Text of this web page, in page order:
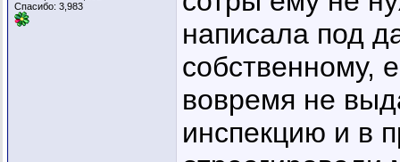
Спасибо: 3,983
написала под
собственному,
вовремя не
инспекцию и в